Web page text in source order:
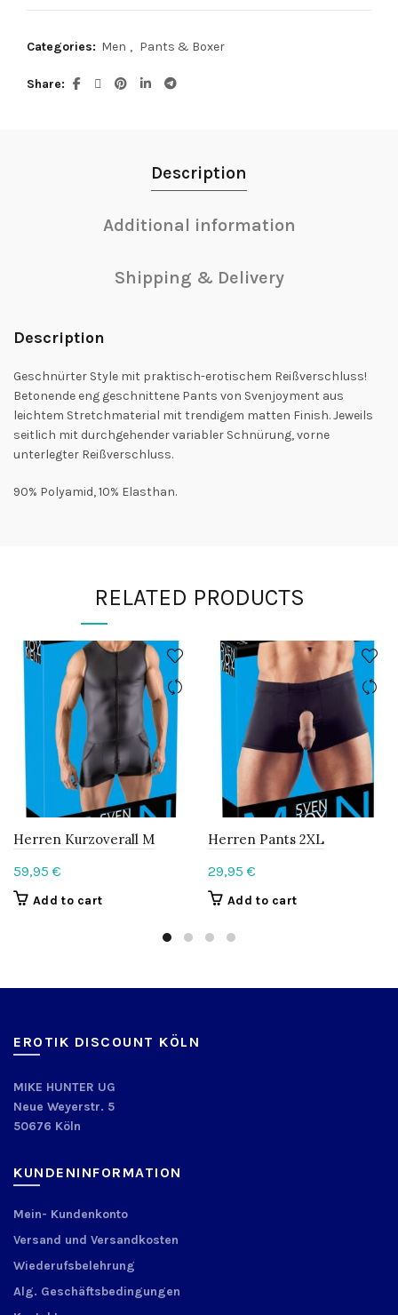
Categories: Men , Pants & Boxer
Share
Description
Additional information
Shipping & Delivery
Description
Geschnürter Style mit praktisch-erotischem Reißverschluss!
Betonende eng geschnittene Pants von Svenjoyment aus
leichtem Stretchmaterial mit trendigem matten Finish. Jeweils
seitlich mit durchgehender variabler Schnürung, vorne
unterlegter Reißverschluss.
90% Polyamid, 10% Elasthan.
RELATED PRODUCTS
Herren Kurzoverall M
59,95 €
Add to cart
Herren Pants 2XL
29,95 €
Add to cart
EROTIK DISCOUNT KÖLN
MIKE HUNTER UG
Neue Weyerstr. 5
50676 Köln
KUNDENINFORMATION
Mein- Kundenkonto
Versand und Versandkosten
Wiederufsbelehrung
Alg. Geschäftsbedingungen